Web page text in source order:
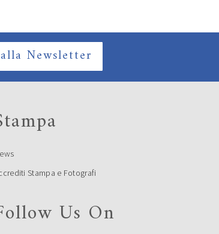
Newsletter
Stampa e Fotografi
Us On